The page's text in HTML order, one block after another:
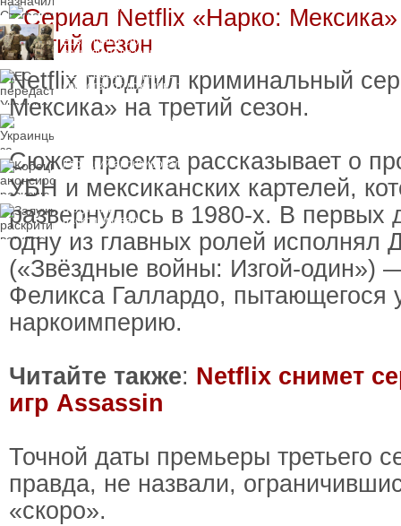
пресечения
Топ-чиновнику
Воздушных сил
вручили подозрение по
1 млрд гривен
ЕС передаст Украине
средства от доходов от
замороженных активов
России
Украинцы за рубежом
Корецкий анонсировал
ревизию госбюджета
Залужный
раскритиковал
вступление Украины в
НАТО и предлагает
Netflix продлил криминальный
Мексика» на третий сезон.
Сюжет проекта рассказывает о
УБН и мексиканских картелей,
развернулось в 1980-х. В первых
одну из главных ролей исполнял
(«Звёздные войны: Изгой-один»)
Феликса Галлардо, пытающегося
наркоимперию.
Читайте также: Netflix снимет
игр Assassin
Точной даты премьеры третьего
правда, не назвали,
«скоро».